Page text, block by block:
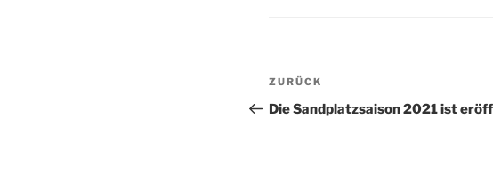
Beitragsnavigation
Vorheriger
Beitrag
ZURÜCK
Die Sandplatzsaison 2021 ist